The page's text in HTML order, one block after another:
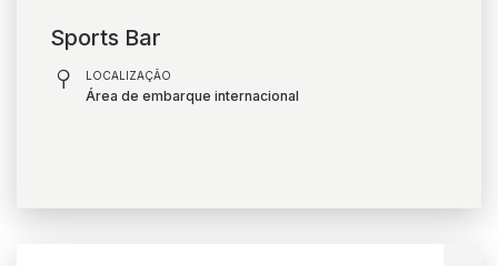
Sports Bar
LOCALIZAÇÃO
Área de embarque internacional